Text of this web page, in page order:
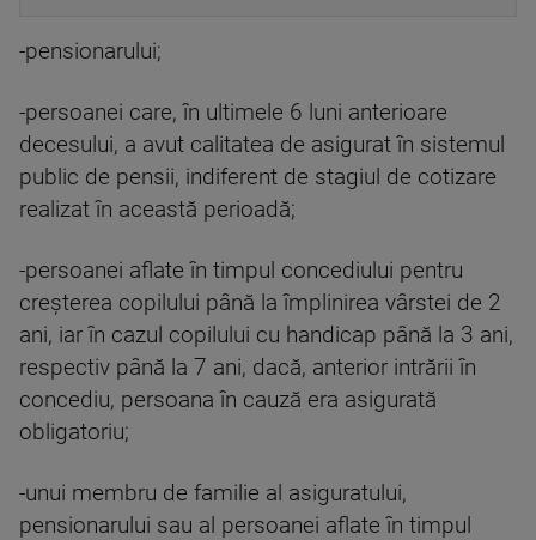
-pensionarului;
-persoanei care, în ultimele 6 luni anterioare
decesului, a avut calitatea de asigurat în sistemul
public de pensii, indiferent de stagiul de cotizare
realizat în această perioadă;
-persoanei aflate în timpul concediului pentru
creşterea copilului până la împlinirea vârstei de 2
ani, iar în cazul copilului cu handicap până la 3 ani,
respectiv până la 7 ani, dacă, anterior intrării în
concediu, persoana în cauză era asigurată
obligatoriu;
-unui membru de familie al asiguratului,
pensionarului sau al persoanei aflate în timpul